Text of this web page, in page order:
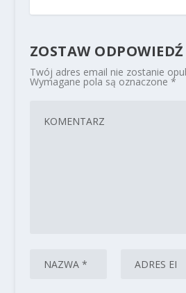
ZOSTAW ODPOWIEDŹ
Twój adres email nie zostanie
Wymagane pola są oznaczone *